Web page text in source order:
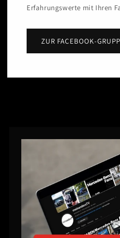
Erfahrungswerte mit Ihren
ZUR FACEBOOK-